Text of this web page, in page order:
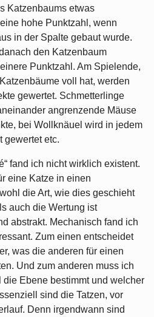
Katzenbaums etwas
hohe Punktzahl, wenn
in der Spalte gebaut wurde.
den Katzenbaum
Punktzahl. Am Spielende,
voll hat, werden
gewertet. Schmetterlinge
angrenzende Mäuse
bei Wollknäuel wird in jedem
gewertet etc.
fand ich nicht wirklich existent.
eine Katze in einen
die Art, wie dies geschieht
auch die Wertung ist
abstrakt. Mechanisch fand ich
Zum einen entscheidet
was die anderen für einen
Und zum anderen muss ich
Ebene bestimmt und welcher
sind die Tatzen, vor
Denn irgendwann sind